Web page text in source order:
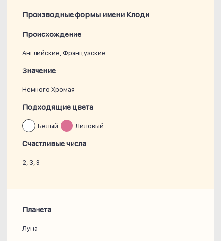
Производные формы имени Клоди
Проиcхождение
Английские, Французские
Значение
Немного Хромая
Подходящие цвета
Белый Лиловый
Счастливые числа
2, 3, 8
Планета
Луна